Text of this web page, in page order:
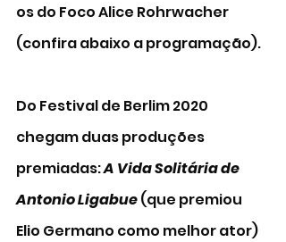
os do Foco Alice Rohrwacher
(confira abaixo a programação).
Do Festival de Berlim 2020
chegam duas produções
premiadas: A Vida Solitária de
Antonio Ligabue (que premiou
Elio Germano como melhor ator)